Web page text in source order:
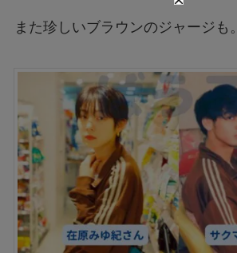
また珍しいブラウンのジャージも。